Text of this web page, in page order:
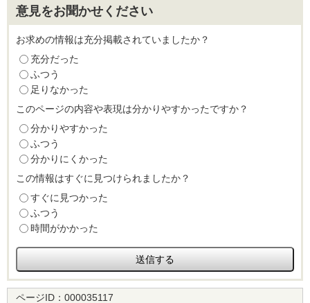
意見をお聞かせください
お求めの情報は充分掲載されていましたか？
充分だった
ふつう
足りなかった
このページの内容や表現は分かりやすかったですか？
分かりやすかった
ふつう
分かりにくかった
この情報はすぐに見つけられましたか？
すぐに見つかった
ふつう
時間がかかった
ページID： 000035117